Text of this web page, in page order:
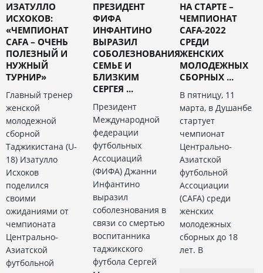
ИЗАТУЛЛО
ИСХОКОВ:
«ЧЕМПИОНАТ
CAFA – ОЧЕНЬ
ПОЛЕЗНЫЙ И
НУЖНЫЙ
ТУРНИР»
Главный тренер
женской
молодежной
сборной
Таджикистана (U-
18) Изатулло
Исхоков
поделился
своими
ожиданиями от
чемпионата
Центрально-
Азиатской
футбольной
ПРЕЗИДЕНТ
ФИФА
ИНФАНТИНО
ВЫРАЗИЛ
СОБОЛЕЗНОВАНИЯ
СЕМЬЕ И
БЛИЗКИМ
СЕРГЕЯ ...
Президент
Международной
федерации
футбольных
Ассоциаций
(ФИФА) Джанни
Инфантино
выразил
соболезнования в
связи со смертью
воспитанника
таджикского
футбола Сергей
НА СТАРТЕ –
ЧЕМПИОНАТ
CAFA-2022
СРЕДИ
ЖЕНСКИХ
МОЛОДЕЖНЫХ
СБОРНЫХ ...
В пятницу, 11
марта, в Душанбе
стартует
чемпионат
Центрально-
Азиатской
футбольной
Ассоциации
(CAFA) среди
женских
молодежных
сборных до 18
лет. В